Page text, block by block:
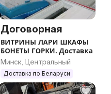
Договорная
ВИТРИНЫ ЛАРИ ШКАФЫ
БОНЕТЫ ГОРКИ. Доставка
Минск, Центральный
Доставка по Беларуси